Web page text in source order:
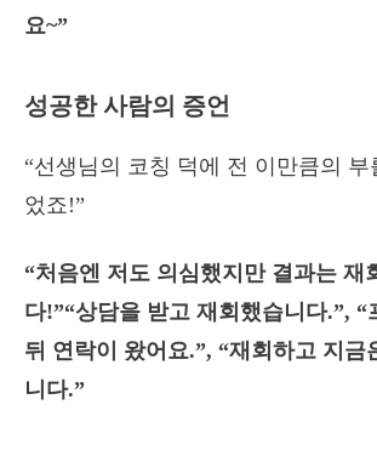
요~”
성공한 사람의 증언
“선생님의 코칭 덕에 전 이만큼의 부
었죠!”
“처음엔 저도 의심했지만 결과는 재
다!”“상담을 받고 재회했습니다.”, “
뒤 연락이 왔어요.”, “재회하고 지금
니다.”